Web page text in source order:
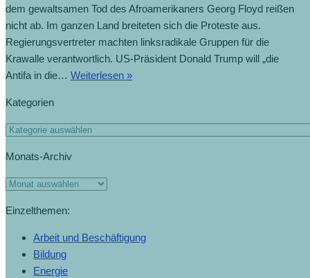
dem gewaltsamen Tod des Afroamerikaners Georg Floyd reißen
nicht ab. Im ganzen Land breiteten sich die Proteste aus.
Regierungsvertreter machten linksradikale Gruppen für die
Krawalle verantwortlich. US-Präsident Donald Trump will „die
Antifa in die… Weiterlesen »
Kategorien
Monats-Archiv
Einzelthemen:
Arbeit und Beschäftigung
Bildung
Energie